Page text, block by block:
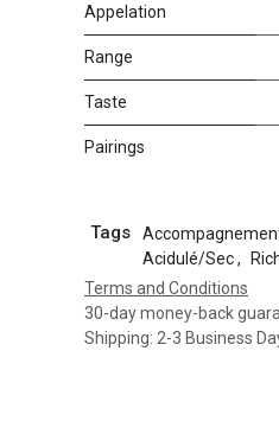
Appelation
Range
Taste
Pairings
Tags
Acidulé/Sec,
Terms and Conditions
30-day money-back
Shipping: 2-3 Business